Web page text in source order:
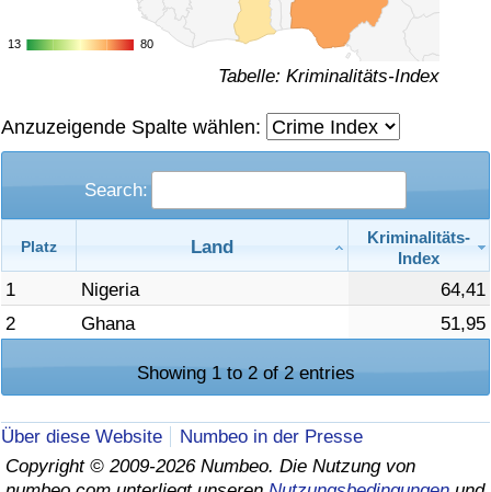
13
13 80
80
Tabelle: Kriminalitäts-Index
Anzuzeigende Spalte wählen:
Search:
Platz Land
Kriminalitäts-
Index
1 Nigeria
64,41
2
Ghana 51,95
Showing 1 to 2 of 2 entries
Über diese Website
Numbeo in der Presse
Copyright © 2009-2026 Numbeo. Die Nutzung von
Gesundheitsversorgung
Gesundheitsversorgungs-Index
Gesundheitsversorgungs-Index nach Land
Umweltverschmutzungs-Index (aktuell)
Verschmutzungsindex
Umweltverschmutzungs-Index nach Land
Verkehr